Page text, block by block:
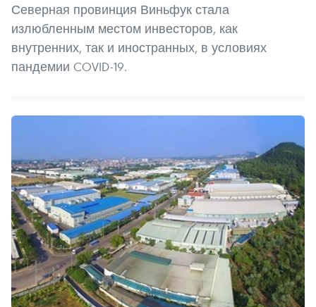
Северная провинция Виньфук стала
излюбленным местом инвесторов, как
внутренних, так и иностранных, в условиях
пандемии COVID-19.